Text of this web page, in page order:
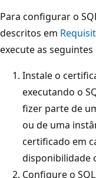
Para configurar o
descritos em
execute as seguintes
Instale o
executando o
fizer parte de
ou de uma
certificado em
disponibilidade
Configure o